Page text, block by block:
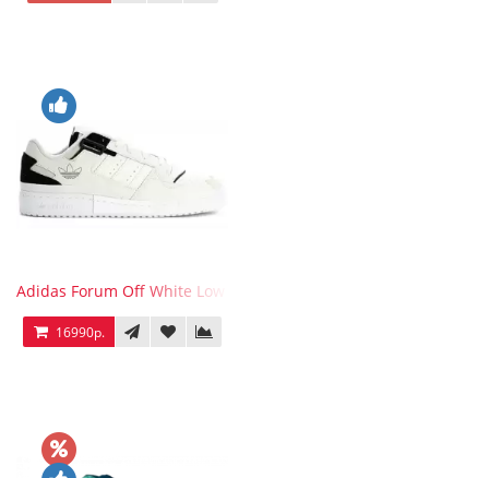
Adidas Forum Off White Low White Black
16990р.